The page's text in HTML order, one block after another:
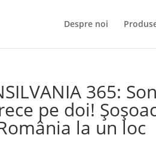
Despre noi
365:
pe doi!
la un loc